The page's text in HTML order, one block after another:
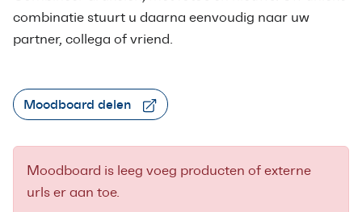
combinatie stuurt u daarna eenvoudig naar uw
partner, collega of vriend.
Moodboard delen
Moodboard is leeg voeg producten of externe
urls er aan toe.